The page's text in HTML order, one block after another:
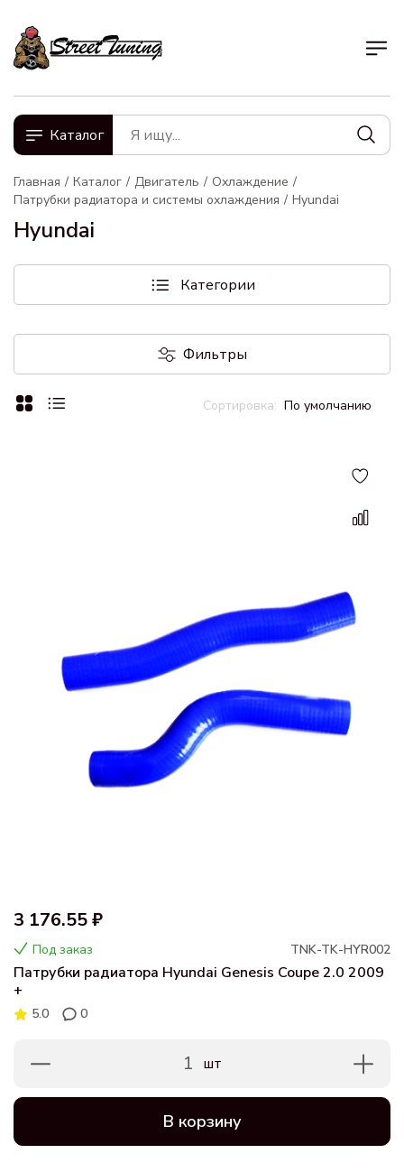
Каталог
Главная Каталог Двигатель
Охлаждение
Патрубки радиатора и системы охлаждения
Hyundai
Hyundai
Категории
Фильтры
По умолчанию
3 176.55 ₽
Под заказ TNK-TK-HYR002
Патрубки радиатора Hyundai Genesis Coupe 2.0 2009
+
5.0 0
1 шт
В корзину